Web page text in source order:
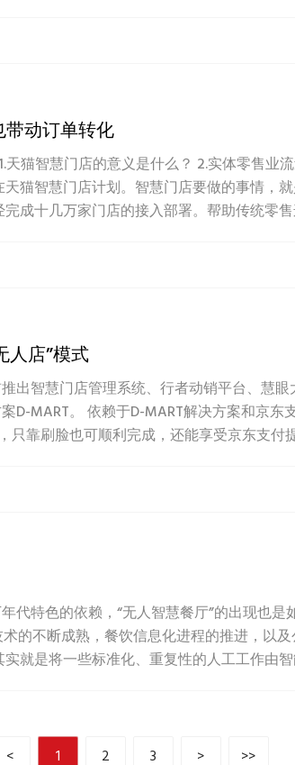
动订单转化
猫智慧门店的意义是什么？ 2.实体零售业
猫智慧门店计划。智慧门店要做的事情，
成十几万家门店的接入部署。帮助传统零售
人店”模式
出智慧门店管理系统、行者动销平台、慧
MART。 依赖于D-MART解决方案和京
靠刷脸也可顺利完成，还能享受京东支付
特色的依赖，“无人智慧餐厅”的出现也是
的不断成熟，餐饮信息化进程的推进，以
就是将一些标准化、重复性的人工工作由
< 1 2 3 > >>